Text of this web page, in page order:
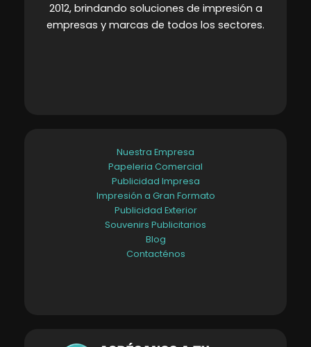
2012, brindando soluciones de impresión a
empresas y marcas de todos los sectores.
Nuestra Empresa
Papeleria Comercial
Publicidad Impresa
Impresión a Gran Formato
Publicidad Exterior
Souvenirs Publicitarios
Blog
Contacténos